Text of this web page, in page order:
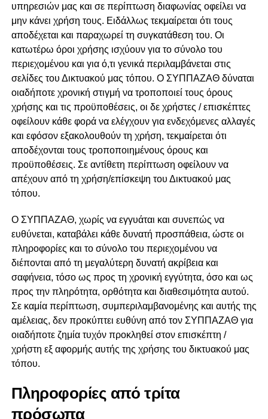
υπηρεσιών μας και σε περίπτωση διαφωνίας οφείλει να
μην κάνει χρήση τους. Ειδάλλως τεκμαίρεται ότι τους
αποδέχεται και παραχωρεί τη συγκατάθεση του. Οι
κατωτέρω όροι χρήσης ισχύουν για το σύνολο του
περιεχομένου και για ό,τι γενικά περιλαμβάνεται στις
σελίδες του Δικτυακού μας τόπου. Ο ΣΥΠΠΑΖΑΘ δύναται
οιαδήποτε χρονική στιγμή να τροποποιεί τους όρους
χρήσης και τις προϋποθέσεις, οι δε χρήστες / επισκέπτες
οφείλουν κάθε φορά να ελέγχουν για ενδεχόμενες αλλαγές
και εφόσον εξακολουθούν τη χρήση, τεκμαίρεται ότι
αποδέχονται τους τροποποιημένους όρους και
προϋποθέσεις. Σε αντίθετη περίπτωση οφείλουν να
απέχουν από τη χρήση/επίσκεψη του Δικτυακού μας
τόπου.
Ο ΣΥΠΠΑΖΑΘ, χωρίς να εγγυάται και συνεπώς να
ευθύνεται, καταβάλει κάθε δυνατή προσπάθεια, ώστε οι
πληροφορίες και το σύνολο του περιεχομένου να
διέπονται από τη μεγαλύτερη δυνατή ακρίβεια και
σαφήνεια, τόσο ως προς τη χρονική εγγύτητα, όσο και ως
προς την πληρότητα, ορθότητα και διαθεσιμότητα αυτού.
Σε καμία περίπτωση, συμπεριλαμβανομένης και αυτής της
αμέλειας, δεν προκύπτει ευθύνη από τον ΣΥΠΠΑΖΑΘ για
οιαδήποτε ζημία τυχόν προκληθεί στον επισκέπτη /
χρήστη εξ αφορμής αυτής της χρήσης του δικτυακού μας
τόπου.
Πληροφορίες από τρίτα
πρόσωπα